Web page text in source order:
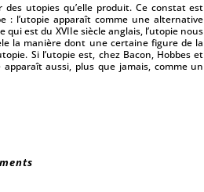
utopies qu’elle produit. Ce constat est
: l’utopie apparaît comme une alternative
est du XVIIe siècle anglais, l’utopie nous
la manière dont une certaine figure de la
Si l’utopie est, chez Bacon, Hobbes et
aussi, plus que jamais, comme un